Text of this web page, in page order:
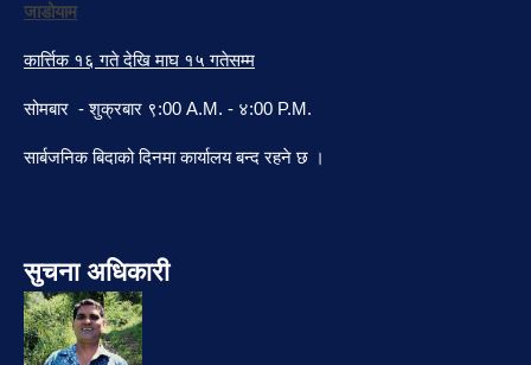
जाडोयाम
कार्त्तिक १६ गते देखि माघ १५ गतेसम्म
सोमबार - शुक्रबार ९:00 A.M. - ४:00 P.M.
सार्बजनिक बिदाको दिनमा कार्यालय बन्द रहने छ ।
सुचना अधिकारी